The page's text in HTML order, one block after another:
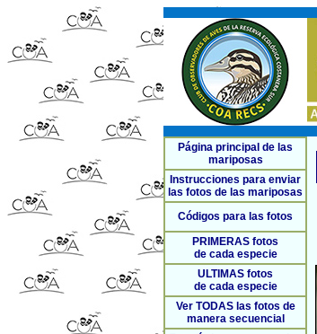
Página principal de las
mariposas
Instrucciones para enviar
las fotos de las mariposas
Códigos para las fotos
PRIMERAS fotos
de cada especie
ULTIMAS fotos
de cada especie
Ver TODAS las fotos de
manera secuencial